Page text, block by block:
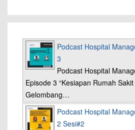
Podcast Hospital
3
Podcast Hospital
Episode 3 “Kesiapan Rumah
Gelombang…
Podcast Hospital
2 Sesi#2